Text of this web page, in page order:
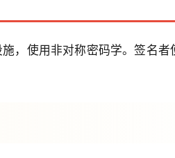
，使用非对称密码学。签名